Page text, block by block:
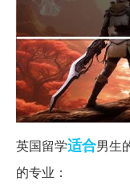
英国留学适合男生
的专业：